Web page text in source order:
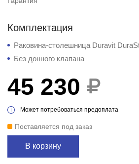
Комплектация
Раковина-столешница Duravit
Без донного клапана
45 230
Может потребоваться предоплата
Поставляется под заказ
В корзину